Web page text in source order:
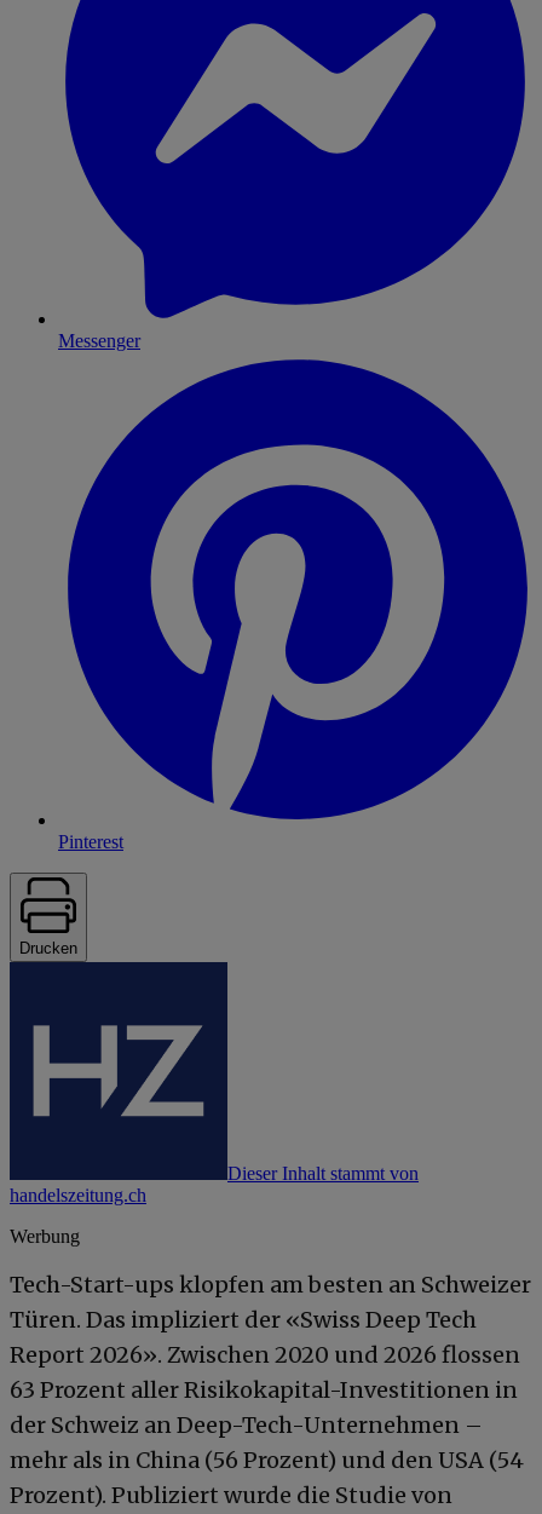
Messenger
Pinterest
Drucken
Dieser Inhalt stammt von
handelszeitung.ch
Werbung
Tech-Start-ups klopfen am besten an Schweizer
Türen. Das impliziert der «Swiss Deep Tech
Report 2026». Zwischen 2020 und 2026 flossen
63 Prozent aller Risikokapital-Investitionen in
der Schweiz an Deep-Tech-Unternehmen –
mehr als in China (56 Prozent) und den USA (54
Prozent). Publiziert wurde die Studie von